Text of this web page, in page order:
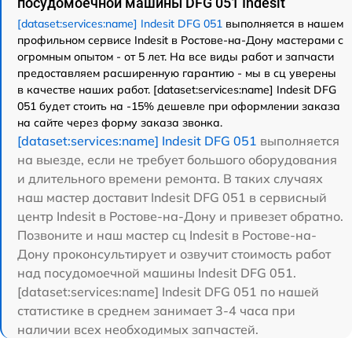
[dataset:services:name] Indesit DFG 051 выполняется в нашем
профильном сервисе Indesit в Ростове-на-Дону мастерами с
огромным опытом - от 5 лет. На все виды работ и запчасти
предоставляем расширенную гарантию - мы в сц уверены
в качестве наших работ. [dataset:services:name] Indesit DFG
051 будет стоить на -15% дешевле при оформлении заказа
на сайте через форму заказа звонка.
[dataset:services:name] Indesit DFG 051 выполняется
на выезде, если не требует большого оборудования
и длительного времени ремонта. В таких случаях
наш мастер доставит Indesit DFG 051 в сервисный
центр Indesit в Ростове-на-Дону и привезет обратно.
Позвоните и наш мастер сц Indesit в Ростове-на-
Дону проконсультирует и озвучит стоимость работ
над посудомоечной машины Indesit DFG 051.
[dataset:services:name] Indesit DFG 051 по нашей
статистике в среднем занимает 3-4 часа при
наличии всех необходимых запчастей.